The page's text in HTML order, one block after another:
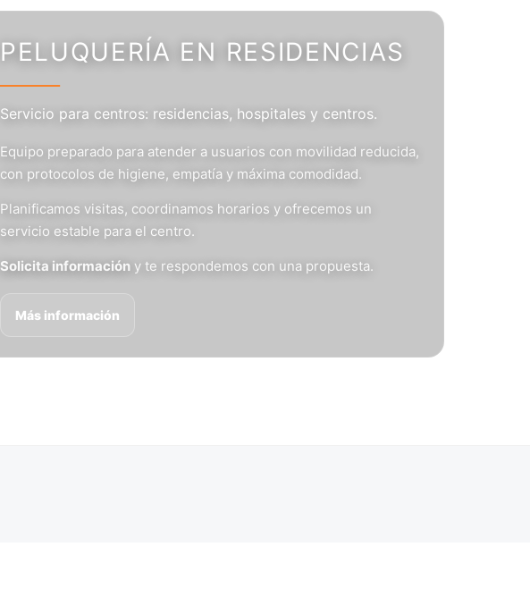
PELUQUERÍA EN RESIDENCIAS
Servicio para centros: residencias, hospitales y centros.
Equipo preparado para atender a usuarios con movilidad reducida,
con protocolos de higiene, empatía y máxima comodidad.
Planificamos visitas, coordinamos horarios y ofrecemos un
servicio estable para el centro.
Solicita información y te respondemos con una propuesta.
Más información